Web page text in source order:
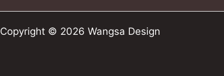
Copyright © 2026 Wangsa Design